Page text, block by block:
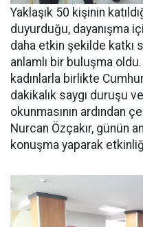
Yaklaşık 50 kişinin
duyurduğu, dayanışma
daha etkin şekilde katkı
anlamlı bir buluşma oldu.
kadınlarla birlikte
dakikalık saygı duruşu
okunmasının ardından
Nurcan Özçakır, günün
konuşma yaparak